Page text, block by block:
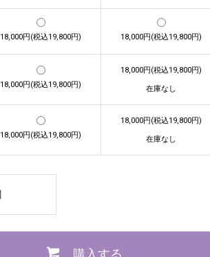
18,000円(税込19,800円) 18,000円(税込19,800円)
18,000円(税込19,800円)
18,000円(税込19,800円)
在庫なし
18,000円(税込19,800円)
18,000円(税込19,800円)
在庫なし
購入する